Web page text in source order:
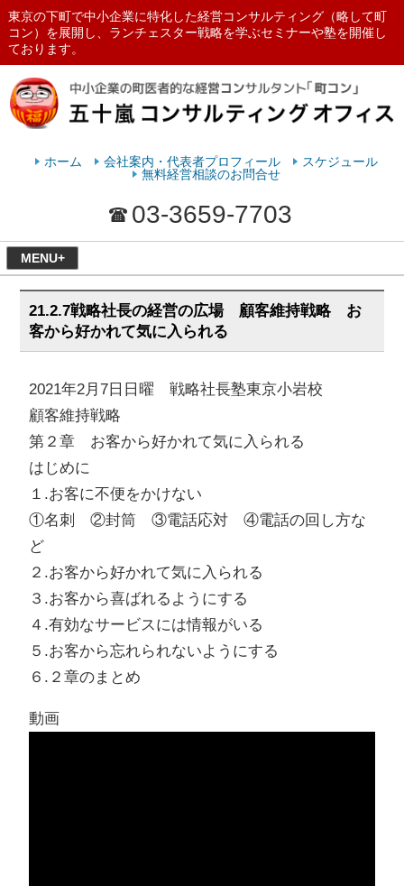
東京の下町で中小企業に特化した経営コンサルティング（略して町
コン）を展開し、ランチェスター戦略を学ぶセミナーや塾を開催し
ております。
ランチェスターの法則を学ぶなら
ホーム 会社案内・代表者プロフィール
スケジュール
無料経営相談のお問合せ
03-3659-7703
MENU+
21.2.7戦略社長の経営の広場 顧客維持戦略 お
客から好かれて気に入られる
2021年2月7日日曜 戦略社長塾東京小岩校
顧客維持戦略
第２章 お客から好かれて気に入られる
はじめに
１.お客に不便をかけない
①名刺 ②封筒 ③電話応対 ④電話の回し方な
ど
２.お客から好かれて気に入られる
３.お客から喜ばれるようにする
４.有効なサービスには情報がいる
５.お客から忘れられないようにする
６.２章のまとめ
動画